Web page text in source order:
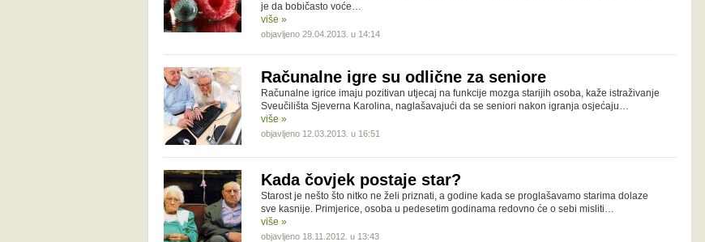
je da bobičasto voće…
više »
objavljeno 29.04.2013. u 14:14
Računalne igre su odlične za seniore
Računalne igrice imaju pozitivan utjecaj na funkcije mozga starijih osoba, kaže istraživanje
Sveučilišta Sjeverna Karolina, naglašavajući da se seniori nakon igranja osjećaju…
više »
objavljeno 12.03.2013. u 16:51
Kada čovjek postaje star?
Starost je nešto što nitko ne želi priznati, a godine kada se proglašavamo starima dolaze
sve kasnije. Primjerice, osoba u pedesetim godinama redovno će o sebi misliti…
više »
objavljeno 18.11.2012. u 13:43